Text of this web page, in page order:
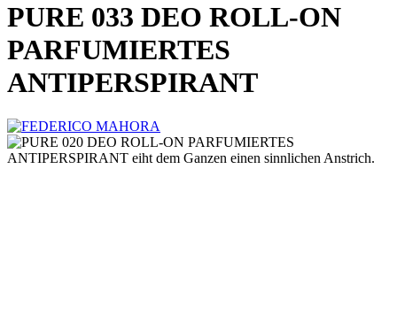
PURE 033 DEO ROLL-ON
PARFUMIERTES
ANTIPERSPIRANT